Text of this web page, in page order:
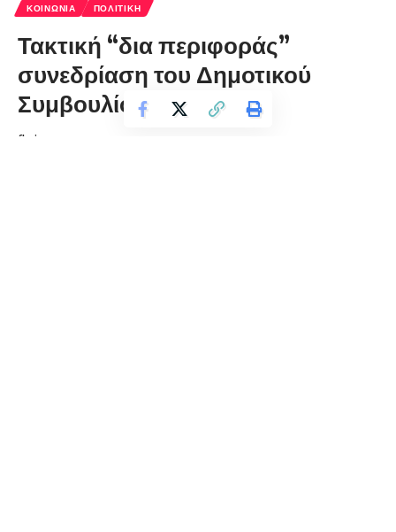
ΚΟΙΝΩΝΊΑ ΠΟΛΙΤΙΚΉ
Τακτική “δια περιφοράς”
συνεδρίαση του Δημοτικού
Συμβουλίου Φλώρινας
florinapress.gr